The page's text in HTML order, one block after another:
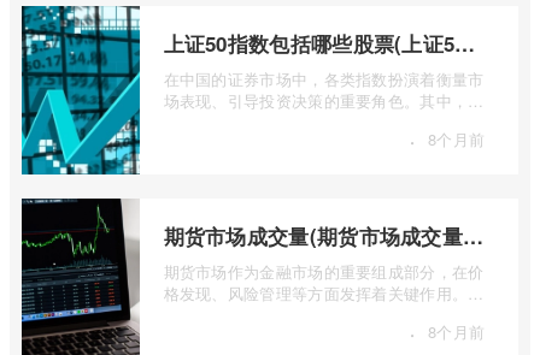
上证50指数包括哪些股票(上证50指数包含哪些股票)
在中国的证券市场中，各类指数扮演着衡量市
场表现、引导投资决策的重要角色。其中，上
· 8个月前
期货市场成交量(期货市场成交量萎缩)
期货市场作为金融市场的重要组成部分，在价
格发现、风险管理等方面发挥着关键作用。近
· 8个月前